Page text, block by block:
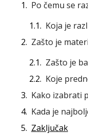
Zaključak